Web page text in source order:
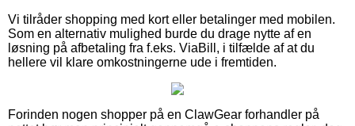
Vi tilråder shopping med kort eller betalinger med mobilen.
Som en alternativ mulighed burde du drage nytte af en
løsning på afbetaling fra f.eks. ViaBill, i tilfælde af at du
hellere vil klare omkostningerne ude i fremtiden.
Forinden nogen shopper på en ClawGear forhandler på